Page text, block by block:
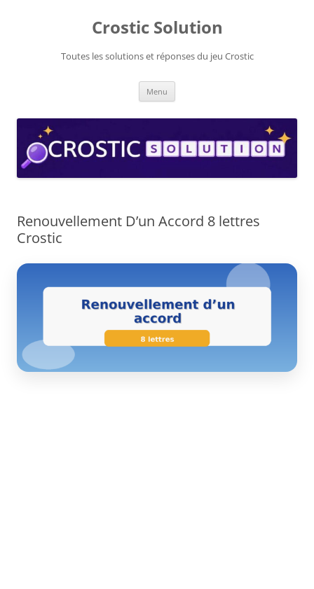
Crostic Solution
Toutes les solutions et réponses du jeu Crostic
Menu
Renouvellement D’un Accord 8 lettres
Crostic